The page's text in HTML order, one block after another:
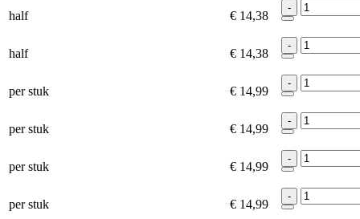
half € 14,38
-
half € 14,38
-
per stuk € 14,99
-
per stuk € 14,99
-
per stuk € 14,99
-
per stuk € 14,99
-